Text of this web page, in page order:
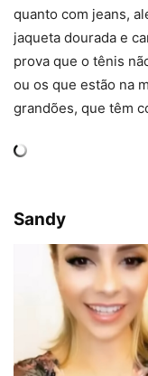
quanto com jeans,
jaqueta dourada e
prova que o tênis
ou os que estão na
grandões, que têm
Sandy